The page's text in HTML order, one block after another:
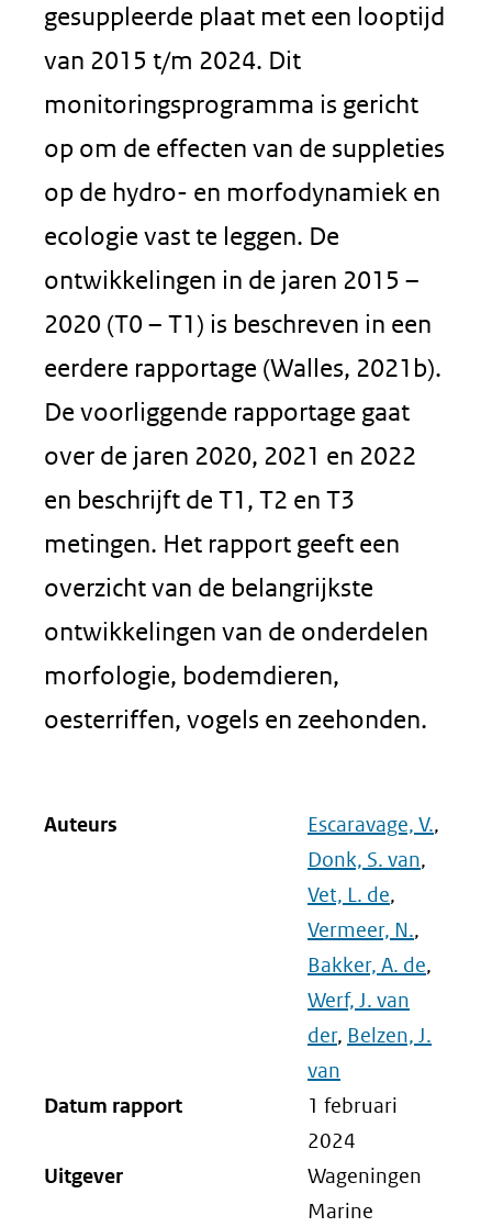
gesuppleerde plaat met een looptijd
van 2015 t/m 2024. Dit
monitoringsprogramma is gericht
op om de effecten van de suppleties
op de hydro- en morfodynamiek en
ecologie vast te leggen. De
ontwikkelingen in de jaren 2015 –
2020 (T0 – T1) is beschreven in een
eerdere rapportage (Walles, 2021b).
De voorliggende rapportage gaat
over de jaren 2020, 2021 en 2022
en beschrijft de T1, T2 en T3
metingen. Het rapport geeft een
overzicht van de belangrijkste
ontwikkelingen van de onderdelen
morfologie, bodemdieren,
oesterriffen, vogels en zeehonden.
Auteurs Escaravage, V.,
Donk, S. van,
Vet, L. de,
Vermeer, N.,
Bakker, A. de,
Werf, J. van
der, Belzen, J.
van
Datum rapport
1 februari
2024
Uitgever
Wageningen
Marine